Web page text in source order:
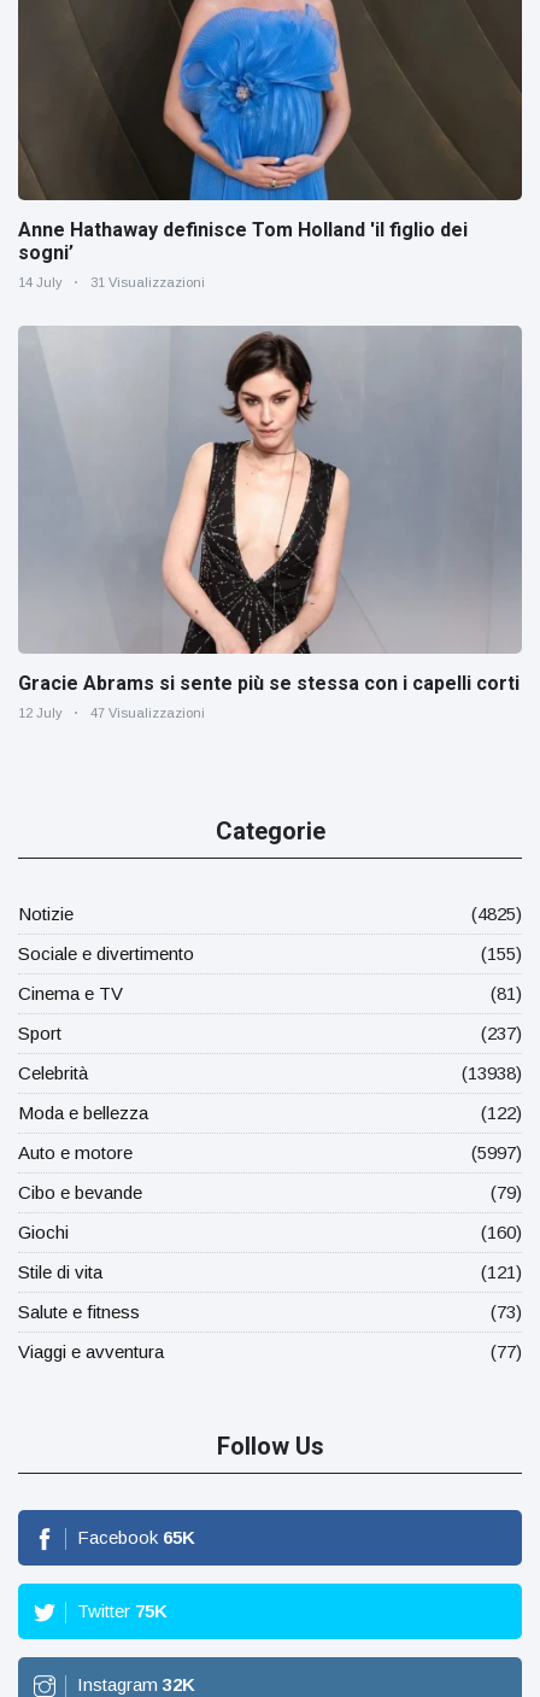
Anne Hathaway definisce Tom Holland 'il figlio dei
sogni’
14 July 31 Visualizzazioni
Gracie Abrams si sente più se stessa con i capelli corti
12 July 47 Visualizzazioni
Categorie
Notizie
(4825)
Sociale e divertimento
(155)
Cinema e TV
(81)
Sport
(237)
Celebrità
(13938)
Moda e bellezza
(122)
Auto e motore
(5997)
Cibo e bevande
(79)
Giochi
(160)
Stile di vita
(121)
Salute e fitness
(73)
Viaggi e avventura
(77)
Follow Us
Facebook 65K
Twitter 75K
Instagram 32K